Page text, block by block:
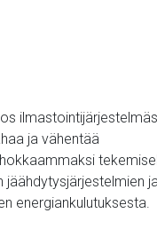
ja vähentää
jäähdytysjärjestelmien
energiankulutuksesta.